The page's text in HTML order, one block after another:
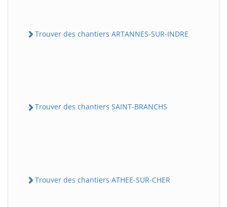
Trouver des chantiers ARTANNES-SUR-INDRE
Trouver des chantiers SAINT-BRANCHS
Trouver des chantiers ATHEE-SUR-CHER